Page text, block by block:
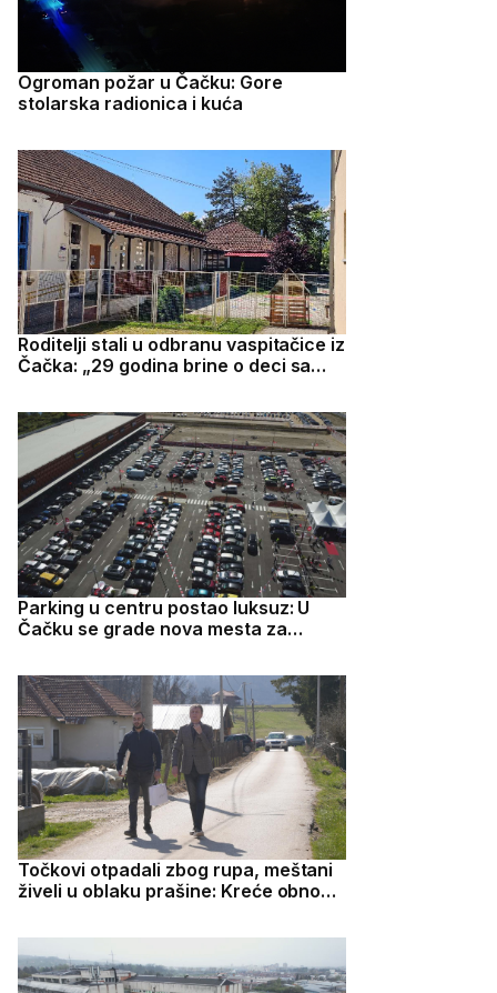
Ogroman požar u Čačku: Gore
stolarska radionica i kuća
Roditelji stali u odbranu vaspitačice iz
Čačka: „29 godina brine o deci sa
Parking u centru postao luksuz: U
Čačku se grade nova mesta za
Točkovi otpadali zbog rupa, meštani
živeli u oblaku prašine: Kreće obnova
oštećenih tokom gradnje autoputa